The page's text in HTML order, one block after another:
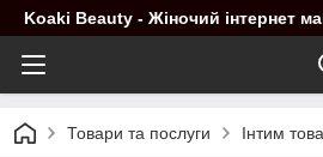
Koaki Beauty - Жіночий інтернет
Товари та послуги Інтим